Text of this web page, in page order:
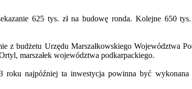
625 tys. zł na budowę ronda. Kolejne 650
z budżetu Urzędu Marszałkowskiego Województwa
marszałek województwa podkarpackiego.
najpóźniej ta inwestycja powinna być wykonana